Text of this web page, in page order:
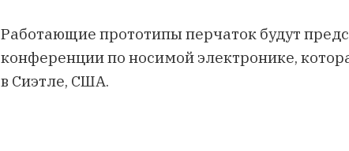
Работающие прототипы перчаток будут
конференции по носимой электронике,
в Сиэтле, США.